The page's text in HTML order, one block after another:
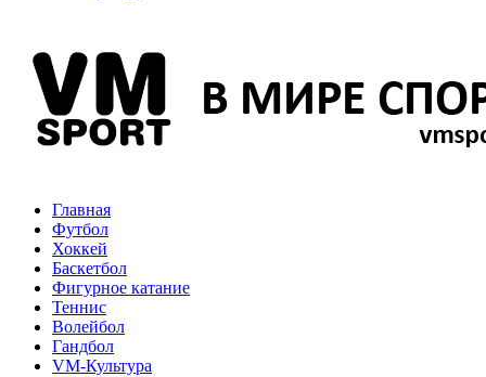
Главная
Футбол
Хоккей
Баскетбол
Фигурное катание
Теннис
Волейбол
Гандбол
VM-Культура